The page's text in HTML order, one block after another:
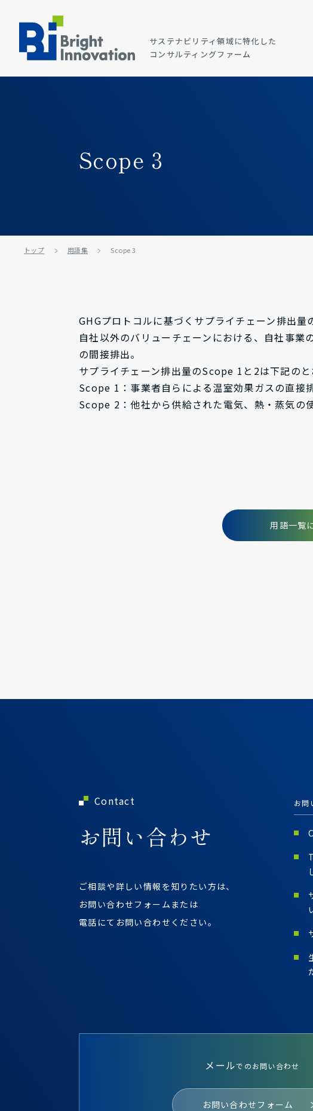
サステナビリティ領域に特化した
コンサルティングファーム
Scope 3
トップ 用語集 Scope 3
GHGプロトコルに基づくサプライチェーン排出量
自社以外のバリューチェーンにおける、自社事
の間接排出。
サプライチェーン排出量のScope 1と2は下記のと
Scope 1：事業者自らによる温室効果ガスの直接
Scope 2：他社から供給された電気、熱・蒸気の
用語一覧
Contact
お問い合わせ
ご相談や詳しい情報を知りたい方は、
お問い合わせフォームまたは
電話にてお問い合わせください。
お問
メールでのお問い合わせ
お問い合わせフォーム